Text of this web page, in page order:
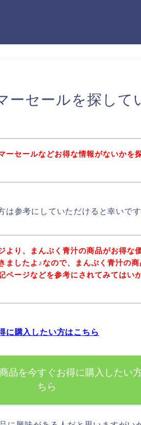
ーセールを探して
ーセールなどお得な情報がないかを
参考にしていただけると幸いです
より、まんぷく青汁の商品がお得な
ましたよ♪なので、まんぷく青汁の商
ページなどを参考にされてみてはい
に購入したい方はこちら
品を今すぐお得に購入したい
ちら